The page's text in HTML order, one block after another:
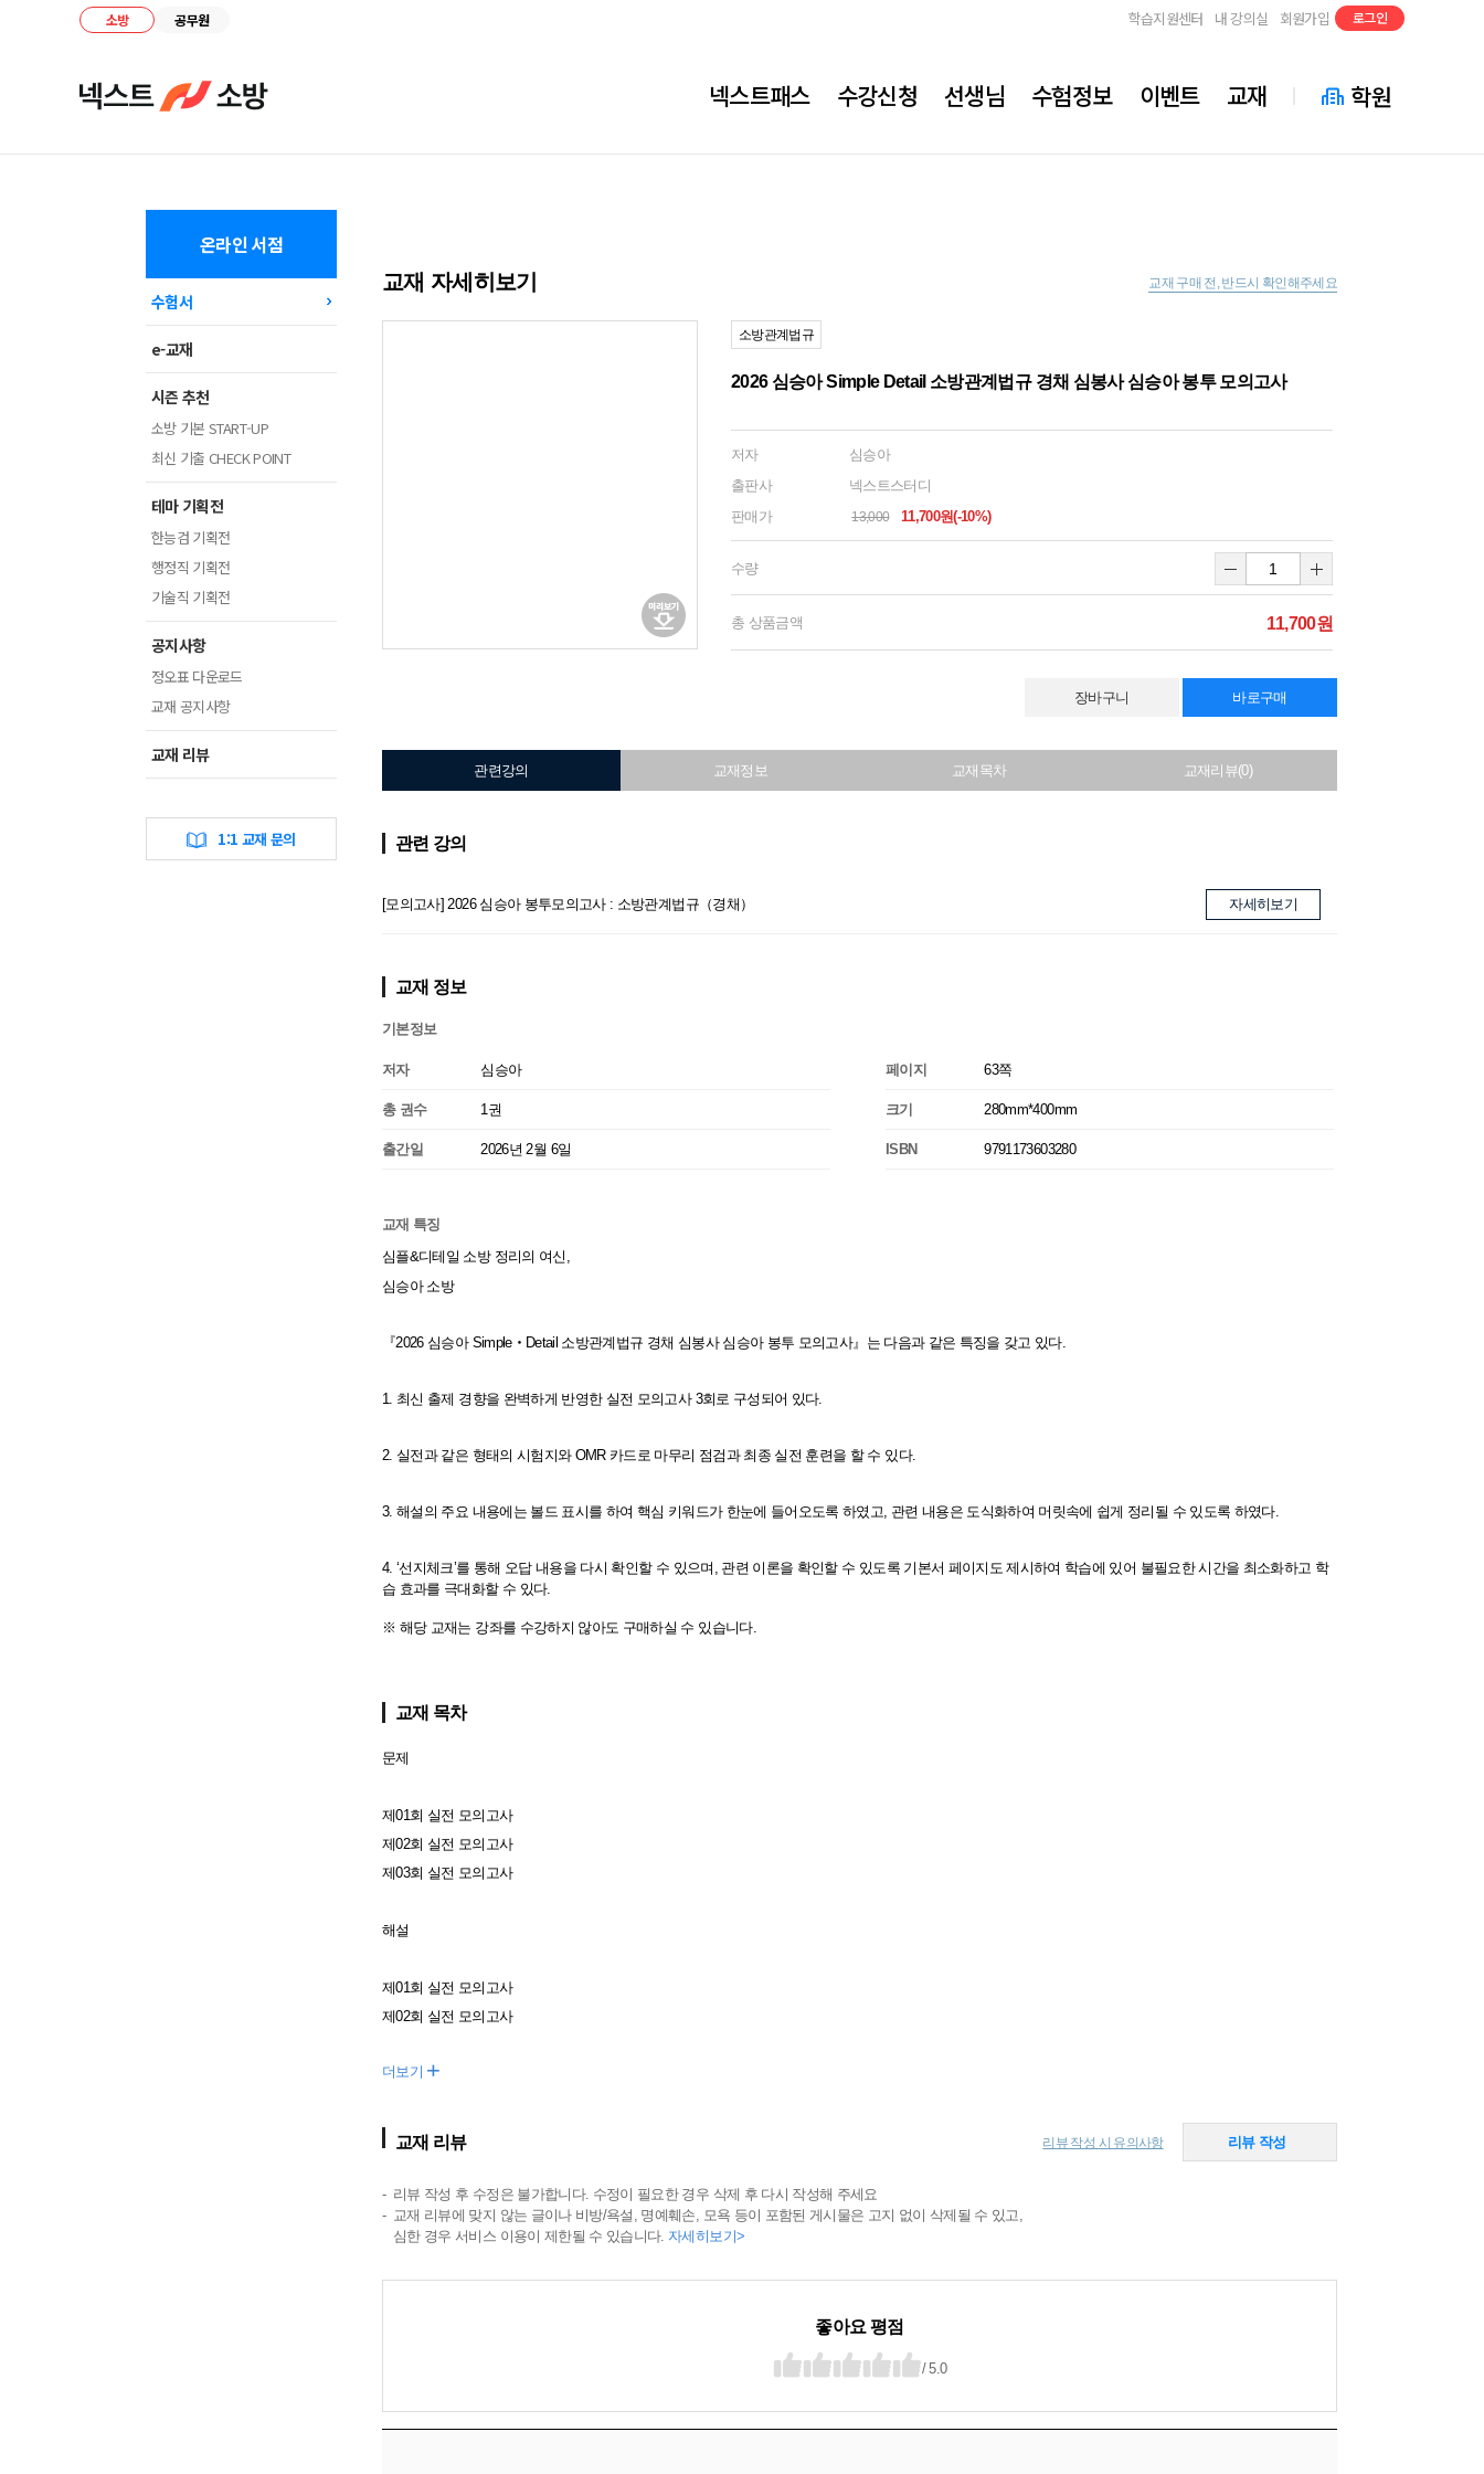
소방 공무원 학습지원센터 내 강의실 회원가입 로그인
메
가넥스트패스 수강신청 선생님 수험정보 이벤트 교재 학원
온라인 서점
수험서
e-교재
시즌 추천
소방 기본 START-UP
최신 기출 CHECK POINT
테마 기획전
한능검 기획전
행정직 기획전
기술직 기획전
공지사항
정오표 다운로드
교재 공지사항
교재 리뷰
1:1 교재 문의
교재 자세히보기 교재 구매 전, 반드시 확인해주세요
소방관계법규
2026 심승아 Simple Detail 소방관계법규 경채 심봉사 심승아 봉투 모의고사
저자
심승아
출판사
넥스트스터디
판매가
13,000 11,700원(-10%)
수량
총 상품금액 11,700원
장바구니 바로구매
관련강의 교재정보 교재목차 교재리뷰(0)
관련 강의
[모의고사] 2026 심승아 봉투모의고사 : 소방관계법규（경채） 자세히보기
교재 정보
기본정보
저자 심승아
총 권수 1권
출간일 2026년 2월 6일
페이지 63쪽
크기 280mm*400mm
ISBN 9791173603280
교재 특징
심플&디테일 소방 정리의 여신,
심승아 소방
『2026 심승아 Simple‧Detail 소방관계법규 경채 심봉사 심승아 봉투 모의고사』는 다음과 같은 특징을 갖고 있다.
1. 최신 출제 경향을 완벽하게 반영한 실전 모의고사 3회로 구성되어 있다.
2. 실전과 같은 형태의 시험지와 OMR 카드로 마무리 점검과 최종 실전 훈련을 할 수 있다.
3. 해설의 주요 내용에는 볼드 표시를 하여 핵심 키워드가 한눈에 들어오도록 하였고, 관련 내용은 도식화하여 머릿속에 쉽게 정리될 수 있도록 하였다.
4. ‘선지체크’를 통해 오답 내용을 다시 확인할 수 있으며, 관련 이론을 확인할 수 있도록 기본서 페이지도 제시하여 학습에 있어 불필요한 시간을 최소화하고 학
습 효과를 극대화할 수 있다.
※ 해당 교재는 강좌를 수강하지 않아도 구매하실 수 있습니다.
교재 목차
문제
제01회 실전 모의고사
제02회 실전 모의고사
제03회 실전 모의고사
해설
제01회 실전 모의고사
제02회 실전 모의고사
더보기 +
교재 리뷰 리뷰 작성 시 유의사항 리뷰 작성
리뷰 작성 후 수정은 불가합니다. 수정이 필요한 경우 삭제 후 다시 작성해 주세요
교재 리뷰에 맞지 않는 글이나 비방/욕설, 명예훼손, 모욕 등이 포함된 게시물은 고지 없이 삭제될 수 있고,
심한 경우 서비스 이용이 제한될 수 있습니다. 자세히보기>
좋아요 평점
/ 5.0